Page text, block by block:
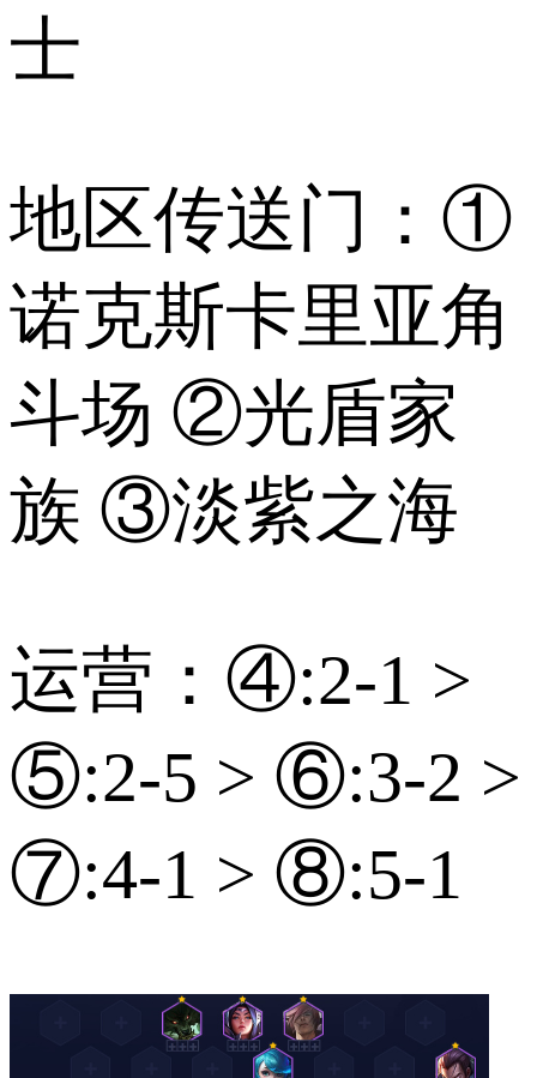
士
地区传送门：①
诺克斯卡里亚角
斗场 ②光盾家
族 ③淡紫之海
运营：④:2-1 >
⑤:2-5 > ⑥:3-2 >
⑦:4-1 > ⑧:5-1